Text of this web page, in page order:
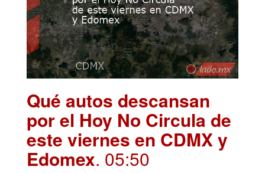
Qué autos descansan
por el Hoy No Circula de
este viernes en CDMX y
Edomex. 05:50